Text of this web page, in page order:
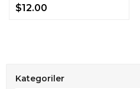
$12.00
Kategoriler